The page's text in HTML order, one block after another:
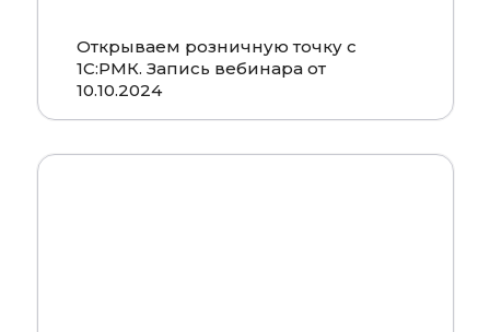
Открываем розничную точку с
1С:РМК. Запись вебинара от
10.10.2024